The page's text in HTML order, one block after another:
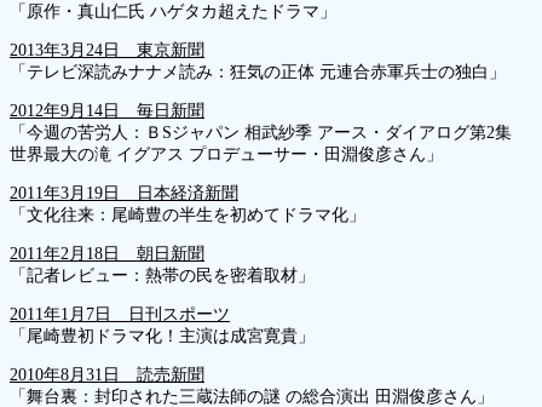
「原作・真山仁氏 ハゲタカ超えたドラマ」
2013年3月24日 東京新聞
「テレビ深読みナナメ読み：狂気の正体 元連合赤軍兵士の独白」
2012年9月14日 毎日新聞
「今週の苦労人：ＢSジャパン 相武紗季 アース・ダイアログ第2集
世界最大の滝 イグアス プロデューサー・田淵俊彦さん」
2011年3月19日 日本経済新聞
「文化往来：尾崎豊の半生を初めてドラマ化」
2011年2月18日 朝日新聞
「記者レビュー：熱帯の民を密着取材」
2011年1月7日 日刊スポーツ
「尾崎豊初ドラマ化！主演は成宮寛貴」
2010年8月31日 読売新聞
「舞台裏：封印された三蔵法師の謎 の総合演出 田淵俊彦さん」